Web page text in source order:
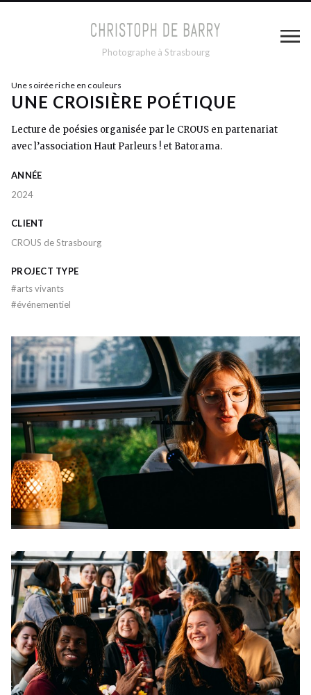
Photographe à Strasbourg
Une soirée riche en couleurs
UNE CROISIÈRE POÉTIQUE
Lecture de poésies organisée par le CROUS en partenariat
avec l’association Haut Parleurs ! et Batorama.
ANNÉE
2024
CLIENT
CROUS de Strasbourg
PROJECT TYPE
#arts vivants
#événementiel